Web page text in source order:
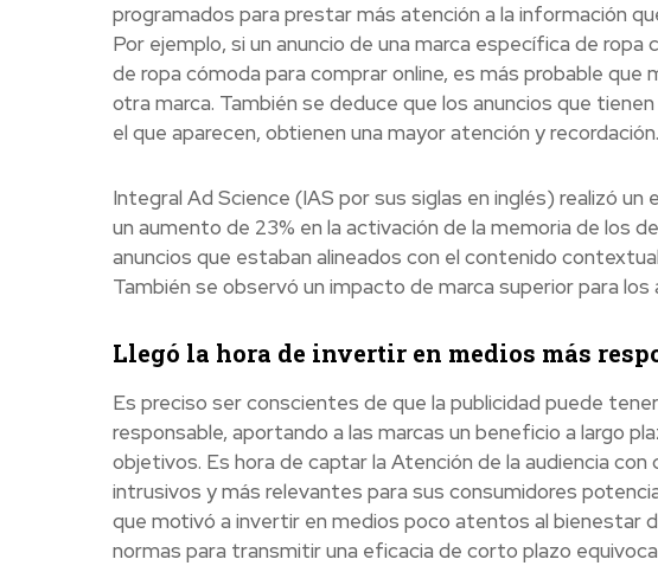
programados para prestar más atención a la información
Por ejemplo, si un anuncio de una marca específica de
de ropa cómoda para comprar online, es más probable que
otra marca. También se deduce que los anuncios que
el que aparecen, obtienen una mayor atención y recordación.
Integral Ad Science (IAS por sus siglas en inglés) realizó
un aumento de 23% en la activación de la memoria de los
anuncios que estaban alineados con el contenido
También se observó un impacto de marca superior para
Llegó la hora de invertir en medios más
Es preciso ser conscientes de que la publicidad puede
responsable, aportando a las marcas un beneficio a largo
objetivos. Es hora de captar la Atención de la audiencia
intrusivos y más relevantes para sus consumidores
que motivó a invertir en medios poco atentos al bienestar
normas para transmitir una eficacia de corto plazo